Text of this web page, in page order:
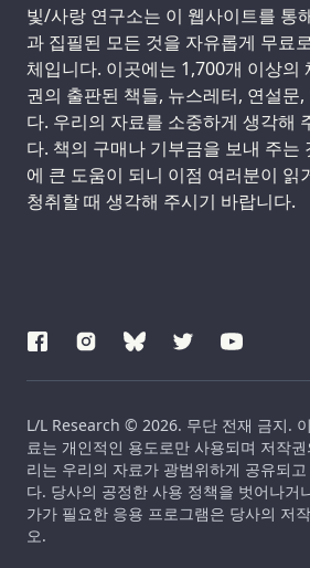
Support us:
빛/사랑 연구소는 이 웹사이트를 통
과 집필된 모든 것을 자유롭게 무료
체입니다. 이곳에는 1,700개 이상의
권의 출판된 책들, 뉴스레터, 연설문
다. 우리의 자료를 소중하게 생각해
다. 책의 구매나 기부금을 보내 주는
에 큰 도움이 되니 이점 여러분이 읽
청취할 때 생각해 주시기 바랍니다.
L/L Research © 2026. 무단 전재 금지.
료는 개인적인 용도로만 사용되며 저작
리는 우리의 자료가 광범위하게 공유되
다. 당사의 공정한 사용 정책을 벗어나거
가가 필요한 응용 프로그램은 당사의 저
오.